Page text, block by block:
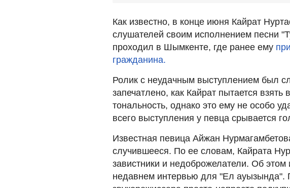
Как известно, в конце июня Кайрат
слушателей своим исполнением песни
проходил в Шымкенте, где ранее ему
гражданина.
Ролик с неудачным выступлением был
запечатлено, как Кайрат пытается
тональность, однако это ему не особо
всего выступления у певца срывается
Известная певица Айжан
случившееся. По ее словам, Кайрата
завистники и недоброжелатели. Об
недавнем интервью для "Ел ауызында".